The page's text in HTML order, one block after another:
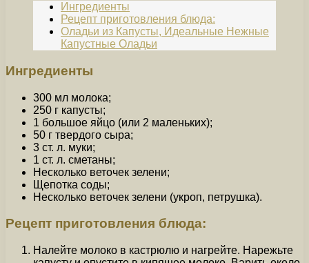
Ингредиенты
Рецепт приготовления блюда:
Оладьи из Капусты, Идеальные Нежные
Капустные Оладьи
Ингредиенты
300 мл молока;
250 г капусты;
1 большое яйцо (или 2 маленьких);
50 г твердого сыра;
3 ст. л. муки;
1 ст. л. сметаны;
Несколько веточек зелени;
Щепотка соды;
Несколько веточек зелени (укроп, петрушка).
Рецепт приготовления блюда:
Налейте молоко в кастрюлю и нагрейте. Нарежьте